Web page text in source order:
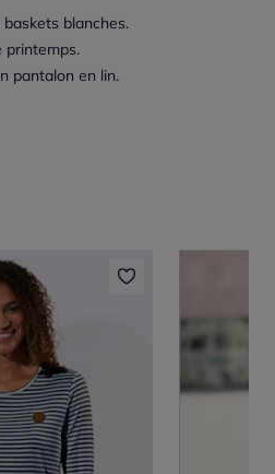
blanches.
printemps.
pantalon en lin.